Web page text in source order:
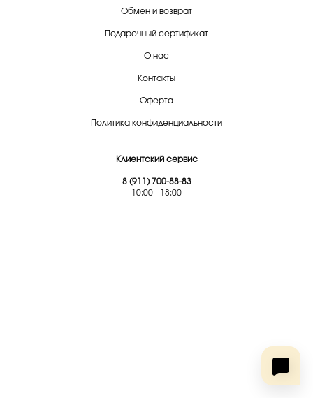
Обмен и возврат
Подарочный сертификат
О нас
Контакты
Оферта
Политика конфиденциальности
Клиентский сервис
8 (911) 700-88-83
10:00 - 18:00